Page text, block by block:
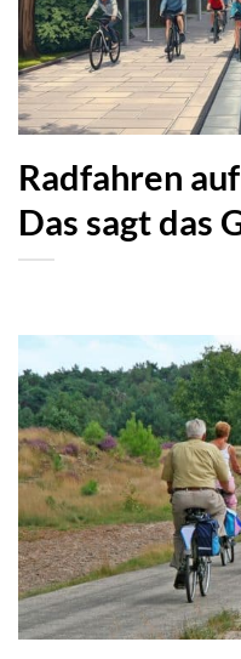
Radfahren
Das sagt das